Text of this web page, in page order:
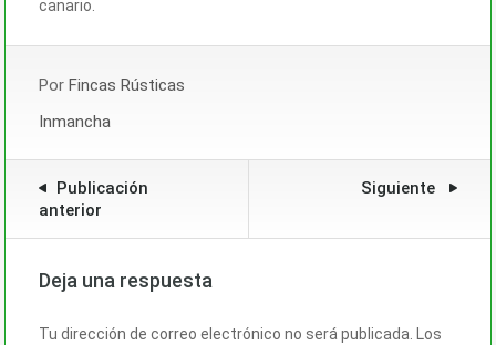
canario.
Por Fincas Rústicas
Inmancha
Publicación
anterior
Siguiente
Deja una respuesta
Tu dirección de correo electrónico no será publicada. Los